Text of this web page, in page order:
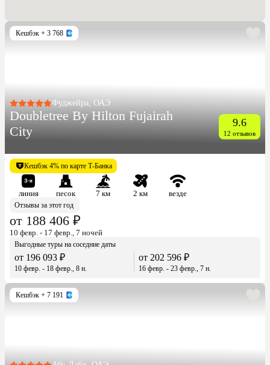
Кешбэк + 3 768
Фуджейра, ОАЭ
Doubletree By Hilton Fujairah
City
9.6
12 отзывов
Кешбэк 4% по карте Т-Банка
линия песок 7 км 2 км
везде
Отзывы за этот год
от 188 406 ₽
10 февр. - 17 февр., 7 ночей
Выгодные туры на соседние даты
от 196 093 ₽
10 февр. - 18 февр., 8 н.
от 202 596 ₽
16 февр. - 23 февр., 7 н.
Кешбэк + 7 191